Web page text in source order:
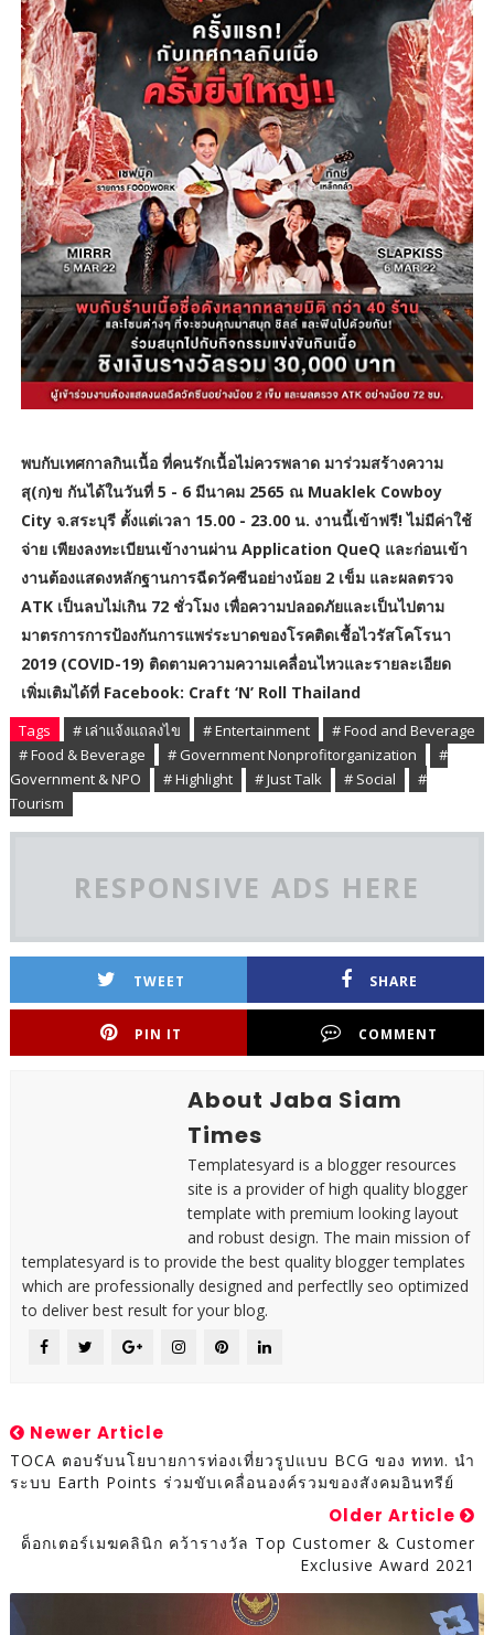
พบกับเทศกาลกินเนื้อ ที่คนรักเนื้อไม่ควรพลาด มาร่วมสร้างความ
สุ(ก)ข กันได้ในวันที่ 5 - 6 มีนาคม 2565 ณ Muaklek Cowboy
City จ.สระบุรี ตั้งแต่เวลา 15.00 - 23.00 น. งานนี้เข้าฟรี! ไม่มีค่าใช้
จ่าย เพียงลงทะเบียนเข้างานผ่าน Application QueQ และก่อนเข้า
งานต้องแสดงหลักฐานการฉีดวัคซีนอย่างน้อย 2 เข็ม และผลตรวจ
ATK เป็นลบไม่เกิน 72 ชั่วโมง เพื่อความปลอดภัยและเป็นไปตาม
มาตรการการป้องกันการแพร่ระบาดของโรคติดเชื้อไวรัสโคโรนา
2019 (COVID-19) ติดตามความความเคลื่อนไหวและรายละเอียด
เพิ่มเติมได้ที่ Facebook: Craft ‘N’ Roll Thailand
Tags # เล่าแจ้งแถลงไข # Entertainment
# Food and Beverage
# Food & Beverage
# Government Nonprofitorganization
#
Government & NPO
# Highlight # Just Talk # Social
#
Tourism
RESPONSIVE ADS HERE
TWEET SHARE
PIN IT COMMENT
About Jaba Siam
Times
Templatesyard is a blogger resources
site is a provider of high quality blogger
template with premium looking layout
and robust design. The main mission of
templatesyard is to provide the best quality blogger templates
which are professionally designed and perfectlly seo optimized
to deliver best result for your blog.
Newer Article
TOCA ตอบรับนโยบายการท่องเที่ยวรูปแบบ BCG ของ ททท. นำ
ระบบ Earth Points ร่วมขับเคลื่อนองค์รวมของสังคมอินทรีย์
Older Article
ด็อกเตอร์เมฆคลินิก คว้ารางวัล Top Customer & Customer
Exclusive Award 2021